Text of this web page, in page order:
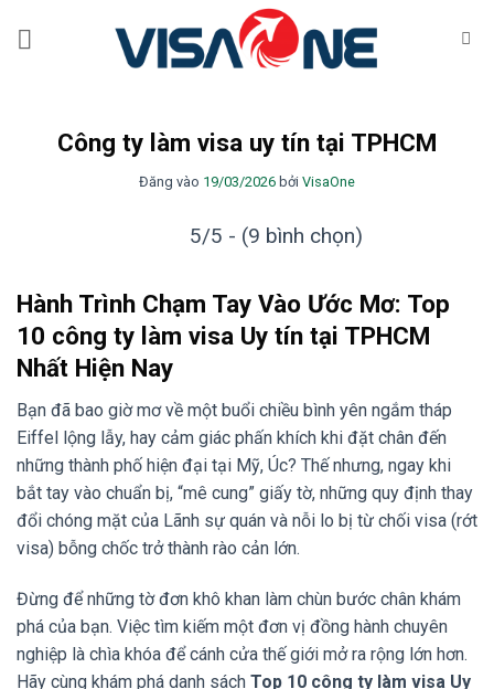
Công ty làm visa uy tín tại TPHCM
Đăng vào 19/03/2026 bởi VisaOne
5/5 - (9 bình chọn)
Hành Trình Chạm Tay Vào Ước Mơ: Top
10 công ty làm visa Uy tín tại TPHCM
Nhất Hiện Nay
Bạn đã bao giờ mơ về một buổi chiều bình yên ngắm tháp
Eiffel lộng lẫy, hay cảm giác phấn khích khi đặt chân đến
những thành phố hiện đại tại Mỹ, Úc? Thế nhưng, ngay khi
bắt tay vào chuẩn bị, “mê cung” giấy tờ, những quy định thay
đổi chóng mặt của Lãnh sự quán và nỗi lo bị từ chối visa (rớt
visa) bỗng chốc trở thành rào cản lớn.
Đừng để những tờ đơn khô khan làm chùn bước chân khám
phá của bạn. Việc tìm kiếm một đơn vị đồng hành chuyên
nghiệp là chìa khóa để cánh cửa thế giới mở ra rộng lớn hơn.
Hãy cùng khám phá danh sách Top 10 công ty làm visa Uy